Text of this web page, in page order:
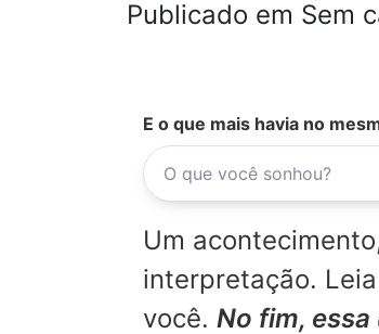
Publicado em Sem
E o que mais havia no
Um
interpretação.
você. No fim,